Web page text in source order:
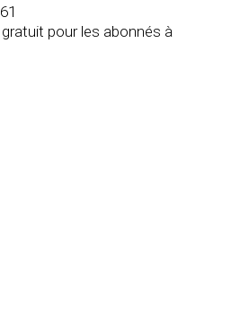
pour les abonnés à